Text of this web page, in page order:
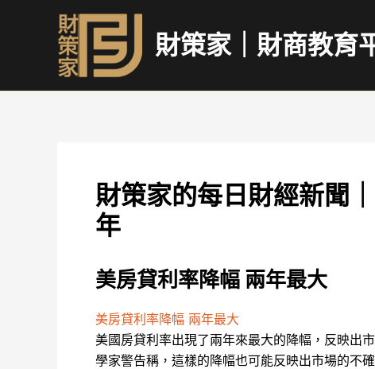
內
財策家｜財商教育
財策家的每日財經新聞
年
美房貸利率降幅 兩年最大
美房貸利率降幅 兩年最大
美國房貸利率出現了兩年來最大的降幅，反映出
學家警告稱，這樣的降幅也可能反映出市場的不